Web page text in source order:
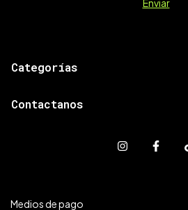
Categorías
Contactanos
Medios de pago